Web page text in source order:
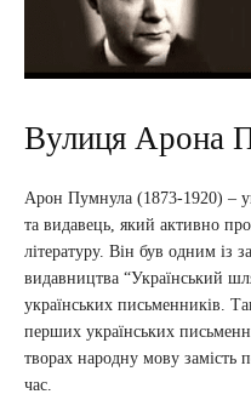
Вулиця Арона
Арон Пумнула (1873-1920) –
та видавець, який активно
літературу. Він був одним із
видавництва “Український
українських письменників.
перших українських
творах народну мову замість
час.